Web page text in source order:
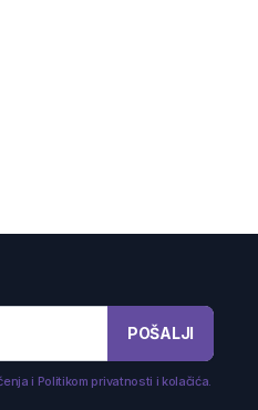
POŠALJI
i Politikom privatnosti i kolačića.